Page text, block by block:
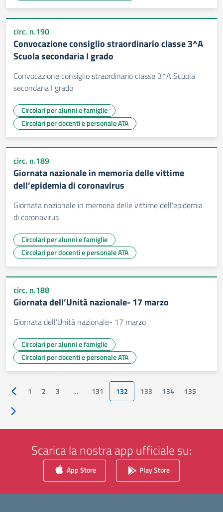
circ. n.190
Convocazione consiglio straordinario classe 3^A
Scuola secondaria I grado
Convocazione consiglio straordinario classe 3^A Scuola
secondaria I grado
Circolari per alunni e famiglie
Circolari per docenti e personale ATA
circ. n.189
Giornata nazionale in memoria delle vittime
dell’epidemia di coronavirus
Giornata nazionale in memoria delle vittime dell’epidemia
di coronavirus
Circolari per alunni e famiglie
Circolari per docenti e personale ATA
circ. n.188
Giornata dell’Unità nazionale- 17 marzo
Giornata dell’Unità nazionale- 17 marzo
Circolari per alunni e famiglie
Circolari per docenti e personale ATA
Pagina precedente
1 2 3 … 131 132 133 134 135
Pagina successiva
Scarica la nostra app ufficiale su:
App Store Play Store